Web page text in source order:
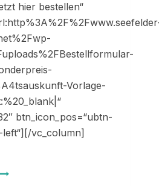
hier bestellen“
Vorlage-
btn_icon_pos=“ubtn-
vc_column]